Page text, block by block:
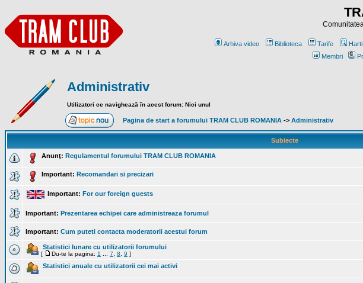
Arhiva video Biblioteca Tarife Harti
Membri
Administrativ
Utilizatori ce navighează în acest forum: Nici unul
Pagina de start a forumului TRAM CLUB ROMANIA -> Administrativ
Subiecte
Anunţ: Regulamentul forumului TRAM CLUB ROMANIA
Important: Recomandari si precizari
Important: For our foreign guests
Important: Prezentarea echipei care administreaza forumul
Important: Cum puteti contacta moderatorii acestui forum
Statistici lunare cu utilizatorii forumului
[ Du-te la pagina: 1 7 8 9 ]
Statistici anuale cu utilizatorii cei mai activi